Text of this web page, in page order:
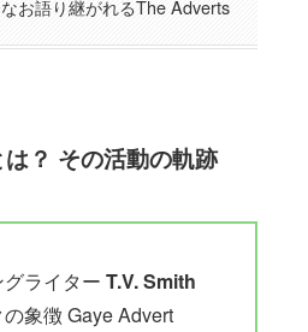
お語り継がれるThe Adverts
？ その活動の軌跡
グライターT.V. Smith
象徴 Gaye Advert